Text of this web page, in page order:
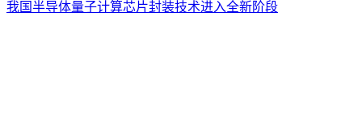
我国半导体量子计算芯片封装技术进入全新阶段